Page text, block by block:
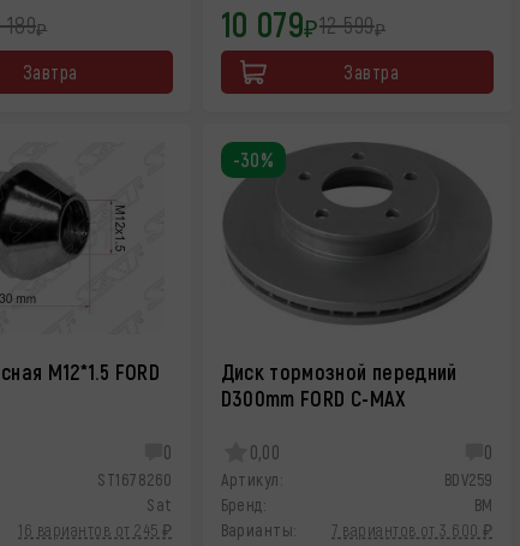
189₽
Завтра
10 079₽12 599₽
Завтра
M12*1.5 FORD
0
ST1678260
Sat
16 вариантов от 245 ₽
Диск тормозной передний
D300mm FORD C-MAX
0,00 0
Артикул:
BDV259
Бренд:
BM
Варианты:
7 вариантов от 3 600 ₽
-30%